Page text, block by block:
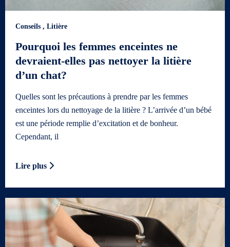
Conseils , Litière
Pourquoi les femmes enceintes ne
devraient-elles pas nettoyer la litière
d’un chat?
Quelles sont les précautions à prendre par les femmes
enceintes lors du nettoyage de la litière ? L’arrivée d’un bébé
est une période remplie d’excitation et de bonheur.
Cependant, il
Lire plus